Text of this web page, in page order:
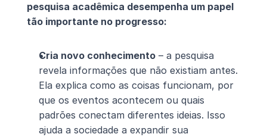
pesquisa acadêmica desempenha um papel
tão importante no progresso:
Cria novo conhecimento – a pesquisa
revela informações que não existiam antes.
Ela explica como as coisas funcionam, por
que os eventos acontecem ou quais
padrões conectam diferentes ideias. Isso
ajuda a sociedade a expandir sua